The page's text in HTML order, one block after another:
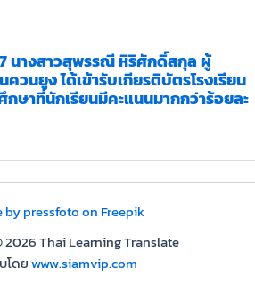
นางสาวสุพรรณี หิริศักดิ์สกุล ผู้
ควนยูง ได้เข้ารับเกียรติบัตรโรงเรียน
ษาที่นักเรียนมีคะแนนมากกว่าร้อยละ
by pressfoto on Freepik
Thai Learning Translate
โดยwww.siamvip.com